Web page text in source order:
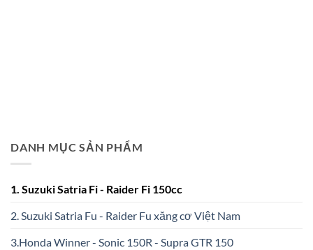
DANH MỤC SẢN PHẨM
1. Suzuki Satria Fi - Raider Fi 150cc
2. Suzuki Satria Fu - Raider Fu xăng cơ Việt Nam
3.Honda Winner - Sonic 150R - Supra GTR 150